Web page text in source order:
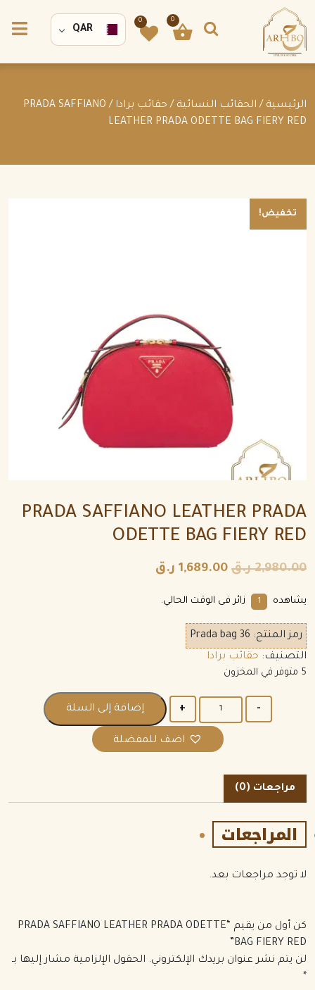
0
0
QAR
الرئيسية / الحقائب النسائية / حقائب برادا
/ PRADA SAFFIANO
LEATHER PRADA ODETTE BAG FIERY RED
تخفيض!
PRADA SAFFIANO LEATHER PRADA
ODETTE BAG FIERY RED
2,980.00 ر.ق 1,689.00 ر.ق
يشاهده 1 زائر فى الوقت الحالي.
رمز المنتج: Prada bag 36
التصنيف: حقائب برادا
5 متوفر في المخزون
إضافة إلى السلة
اضف للمفضلة
مراجعات (0)
المراجعات
لا توجد مراجعات بعد.
كن أول من يقيم “PRADA SAFFIANO LEATHER PRADA ODETTE
BAG FIERY RED”
لن يتم نشر عنوان بريدك الإلكتروني. الحقول الإلزامية مشار إليها بـ
*